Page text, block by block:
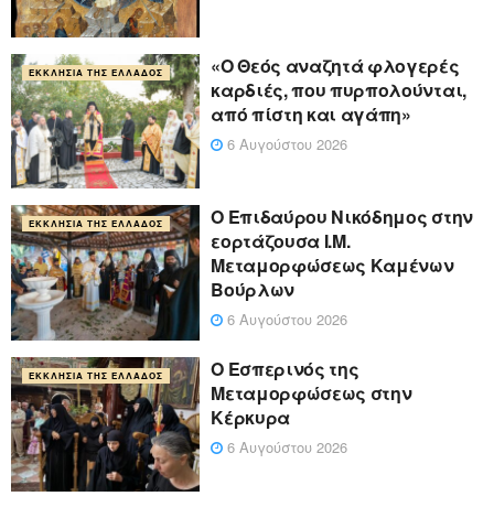
ΕΚΚΛΗΣΊΑ ΤΗΣ ΕΛΛΆΔΟΣ
«Ο Θεός αναζητά φλογερές
καρδιές, που πυρπολούνται,
από πίστη και αγάπη»
6 Αυγούστου 2026
ΕΚΚΛΗΣΊΑ ΤΗΣ ΕΛΛΆΔΟΣ
Ο Επιδαύρου Νικόδημος στην
εορτάζουσα Ι.Μ.
Μεταμορφώσεως Καμένων
Βούρλων
6 Αυγούστου 2026
ΕΚΚΛΗΣΊΑ ΤΗΣ ΕΛΛΆΔΟΣ
Ο Εσπερινός της
Μεταμορφώσεως στην
Κέρκυρα
6 Αυγούστου 2026